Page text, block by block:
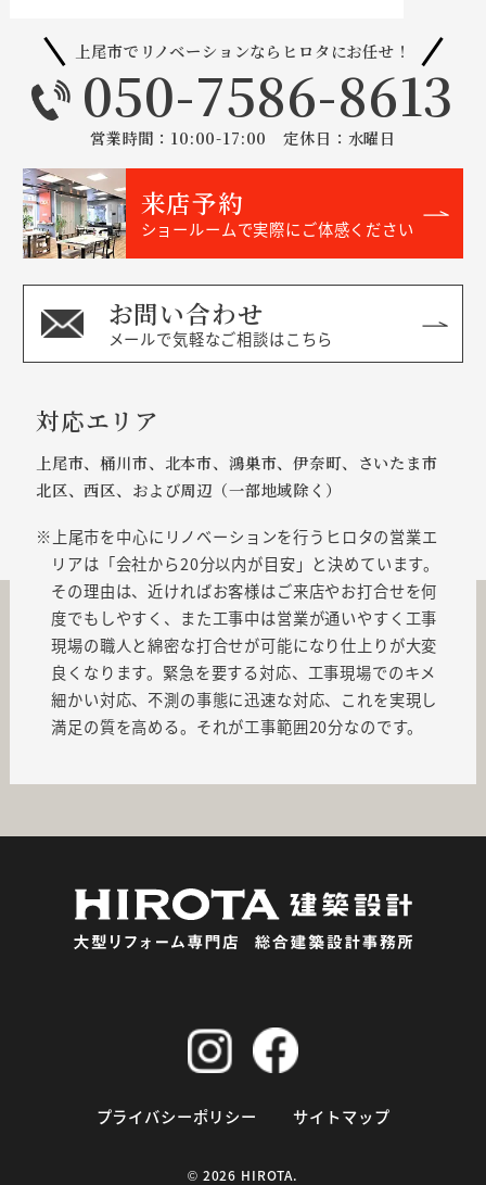
上尾市でリノベーションならヒロタにお任せ！
050-7586-8613
営業時間：10:00-17:00 定休日：水曜日
来店予約
ショールームで実際にご体感ください
お問い合わせ
メールで気軽なご相談はこちら
対応エリア
上尾市、桶川市、北本市、鴻巣市、伊奈町、さいたま市
北区、西区、および周辺（一部地域除く）
上尾市を中心にリノベーションを行うヒロタの営業エ
リアは「会社から20分以内が目安」と決めています。
その理由は、近ければお客様はご来店やお打合せを何
度でもしやすく、また工事中は営業が通いやすく工事
現場の職人と綿密な打合せが可能になり仕上りが大変
良くなります。緊急を要する対応、工事現場でのキメ
細かい対応、不測の事態に迅速な対応、これを実現し
満足の質を高める。それが工事範囲20分なのです。
プライバシーポリシー サイトマップ
© 2026 HIROTA.